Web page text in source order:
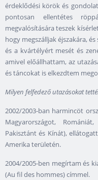
érdeklődési körök és
pontosan ellentétes
megvalósítására teszek
hogy megszálljak éjszakára,
és a kvártélyért mesét és
amivel előállhattam, az
és táncokat is elkezdtem
Milyen felfedező utazásokat
2002/2003-ban harmincöt
Magyarországot,
Pakisztánt és Kínát),
Amerika területén.
2004/2005-ben megírtam és
(Au fil des hommes) címmel.